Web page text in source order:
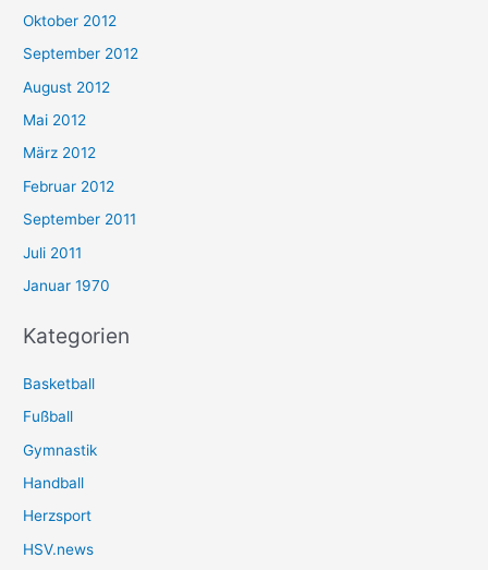
Oktober 2012
September 2012
August 2012
Mai 2012
März 2012
Februar 2012
September 2011
Juli 2011
Januar 1970
Kategorien
Basketball
Fußball
Gymnastik
Handball
Herzsport
HSV.news